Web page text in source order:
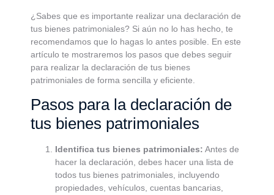
¿Sabes que es importante realizar una declaración de
tus bienes patrimoniales? Si aún no lo has hecho, te
recomendamos que lo hagas lo antes posible. En este
artículo te mostraremos los pasos que debes seguir
para realizar la declaración de tus bienes
patrimoniales de forma sencilla y eficiente.
Pasos para la declaración de
tus bienes patrimoniales
Identifica tus bienes patrimoniales: Antes de
hacer la declaración, debes hacer una lista de
todos tus bienes patrimoniales, incluyendo
propiedades, vehículos, cuentas bancarias,